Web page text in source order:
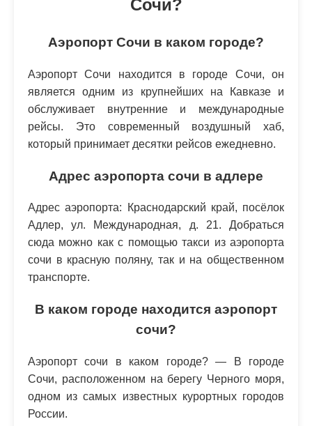
Сочи?
Аэропорт Сочи в каком городе?
Аэропорт Сочи находится в городе Сочи, он
является одним из крупнейших на Кавказе и
обслуживает внутренние и международные
рейсы. Это современный воздушный хаб,
который принимает десятки рейсов ежедневно.
Адрес аэропорта сочи в адлере
Адрес аэропорта: Краснодарский край, посёлок
Адлер, ул. Международная, д. 21. Добраться
сюда можно как с помощью такси из аэропорта
сочи в красную поляну, так и на общественном
транспорте.
В каком городе находится аэропорт
сочи?
Аэропорт сочи в каком городе? — В городе
Сочи, расположенном на берегу Черного моря,
одном из самых известных курортных городов
России.